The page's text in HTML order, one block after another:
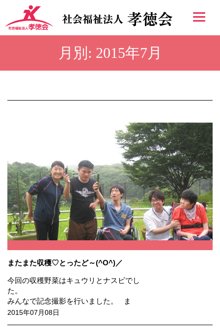
月別: 2015年7月
またまた収穫♡とったど～(^O^)／
今回の収穫野菜はキュウリとナスビでし
た
みんなで記念撮影を行いました。 ま
2015年07月08日